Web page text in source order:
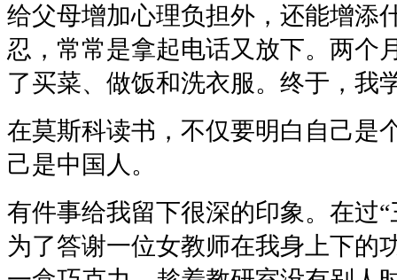
给父母增加心理负担外，还能增添
忍，常常是拿起电话又放下。两个
了买菜、做饭和洗衣服。终于，我
在莫斯科读书，不仅要明白自己是
己是中国人。
有件事给我留下很深的印象。在过
为了答谢一位女教师在我身上下的